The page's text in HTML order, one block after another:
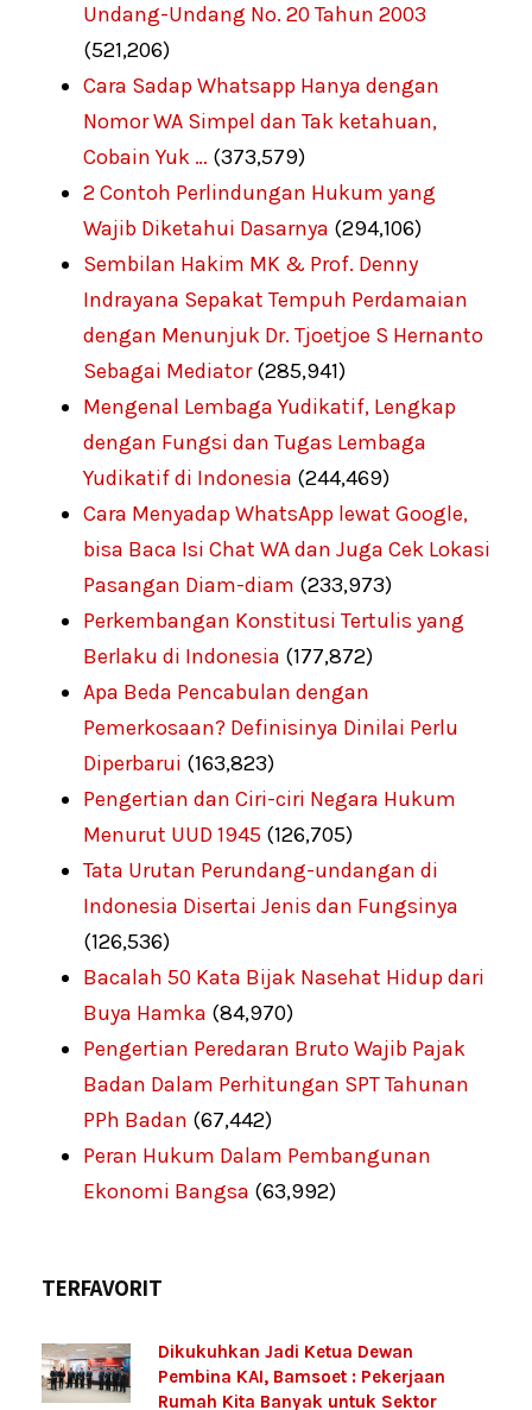
Undang-Undang No. 20 Tahun 2003
(521,206)
Cara Sadap Whatsapp Hanya dengan
Nomor WA Simpel dan Tak ketahuan,
Cobain Yuk … (373,579)
2 Contoh Perlindungan Hukum yang
Wajib Diketahui Dasarnya (294,106)
Sembilan Hakim MK & Prof. Denny
Indrayana Sepakat Tempuh Perdamaian
dengan Menunjuk Dr. Tjoetjoe S Hernanto
Sebagai Mediator (285,941)
Mengenal Lembaga Yudikatif, Lengkap
dengan Fungsi dan Tugas Lembaga
Yudikatif di Indonesia (244,469)
Cara Menyadap WhatsApp lewat Google,
bisa Baca Isi Chat WA dan Juga Cek Lokasi
Pasangan Diam-diam (233,973)
Perkembangan Konstitusi Tertulis yang
Berlaku di Indonesia (177,872)
Apa Beda Pencabulan dengan
Pemerkosaan? Definisinya Dinilai Perlu
Diperbarui (163,823)
Pengertian dan Ciri-ciri Negara Hukum
Menurut UUD 1945 (126,705)
Tata Urutan Perundang-undangan di
Indonesia Disertai Jenis dan Fungsinya
(126,536)
Bacalah 50 Kata Bijak Nasehat Hidup dari
Buya Hamka (84,970)
Pengertian Peredaran Bruto Wajib Pajak
Badan Dalam Perhitungan SPT Tahunan
PPh Badan (67,442)
Peran Hukum Dalam Pembangunan
Ekonomi Bangsa (63,992)
TERFAVORIT
Dikukuhkan Jadi Ketua Dewan
Pembina KAI, Bamsoet : Pekerjaan
Rumah Kita Banyak untuk Sektor